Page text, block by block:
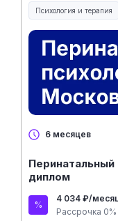
Психология и терапия
6 месяцев
Перинатальный
диплом
4 034 ₽/
Рассрочка 0%